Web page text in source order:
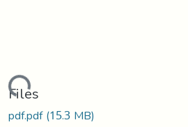
Files
pdf.pdf(15.3 MB)